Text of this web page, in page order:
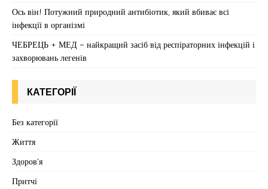
Ось він! Потужний природний антибіотик, який вбиває всі
інфекції в організмі
ЧЕБРЕЦЬ + МЕД – найкращий засіб від респіраторних інфекцій і
захворювань легенів
КАТЕГОРІЇ
Без категорії
Життя
Здоров'я
Притчі